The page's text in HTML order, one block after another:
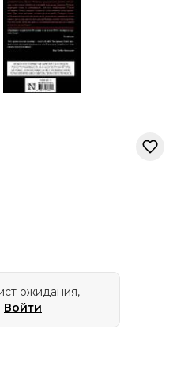
ожидания,
Войти